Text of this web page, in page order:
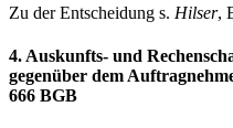
Zu der Entscheidung s. Hilser,
4. Auskunfts- und
gegenüber dem
666 BGB